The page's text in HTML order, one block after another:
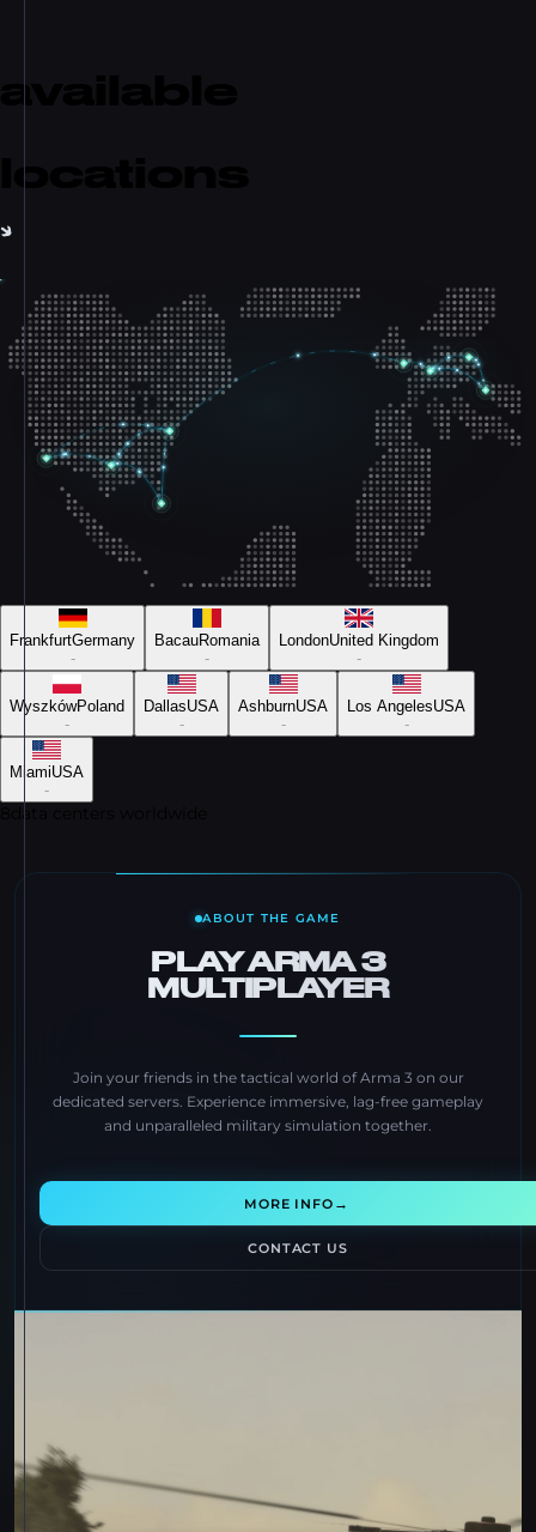
FrankfurtGermany
-
BacauRomania
-
LondonUnited Kingdom
-
WyszkówPoland
-
DallasUSA
-
AshburnUSA
-
Los AngelesUSA
-
MiamiUSA
-
ABOUT THE GAME
PLAY ARMA 3
MULTIPLAYER
Join your friends in the tactical world of Arma 3 on our
dedicated servers. Experience immersive, lag-free gameplay
and unparalleled military simulation together.
MORE INFO →
CONTACT US